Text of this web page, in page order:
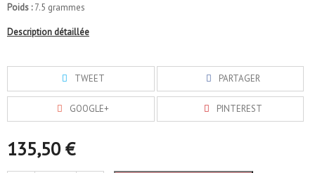
Poids :7.5 grammes
Description détaillée
TWEET PARTAGER
GOOGLE+ PINTEREST
135,50 €